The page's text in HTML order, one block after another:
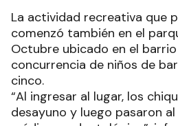
La actividad recreativa que
comenzó también en el
Octubre ubicado en el barrio
concurrencia de niños de
cinco.
“Al ingresar al lugar, los
desayuno y luego pasaron